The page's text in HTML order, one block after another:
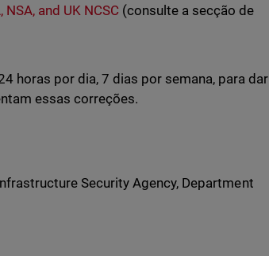
and UK NCSC (consulte a secção de
horas por dia, 7 dias por semana, para dar
essas correções.
Security Agency, Department